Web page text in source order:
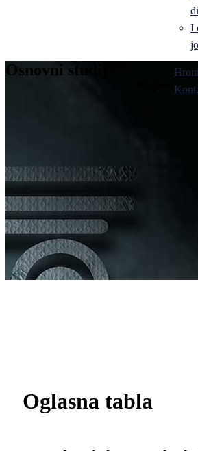
I
Osnovni studij
Oglasna tabla